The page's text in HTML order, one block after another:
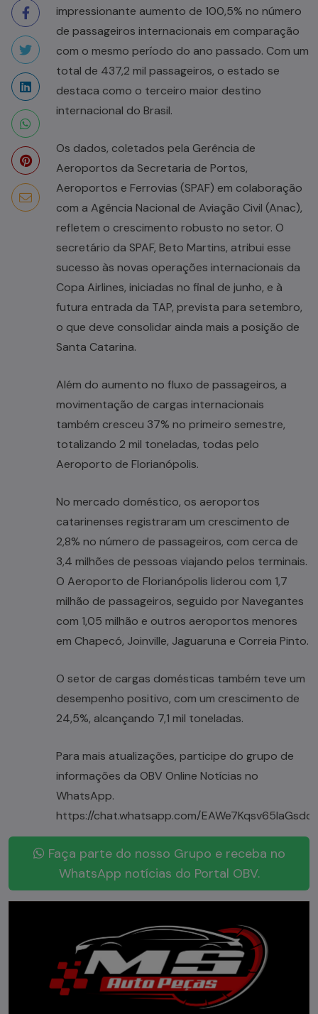
impressionante aumento de 100,5% no número
de passageiros internacionais em comparação
com o mesmo período do ano passado. Com um
total de 437,2 mil passageiros, o estado se
destaca como o terceiro maior destino
internacional do Brasil.
Os dados, coletados pela Gerência de
Aeroportos da Secretaria de Portos,
Aeroportos e Ferrovias (SPAF) em colaboração
com a Agência Nacional de Aviação Civil (Anac),
refletem o crescimento robusto no setor. O
secretário da SPAF, Beto Martins, atribui esse
sucesso às novas operações internacionais da
Copa Airlines, iniciadas no final de junho, e à
futura entrada da TAP, prevista para setembro,
o que deve consolidar ainda mais a posição de
Santa Catarina.
Além do aumento no fluxo de passageiros, a
movimentação de cargas internacionais
também cresceu 37% no primeiro semestre,
totalizando 2 mil toneladas, todas pelo
Aeroporto de Florianópolis.
No mercado doméstico, os aeroportos
catarinenses registraram um crescimento de
2,8% no número de passageiros, com cerca de
3,4 milhões de pessoas viajando pelos terminais.
O Aeroporto de Florianópolis liderou com 1,7
milhão de passageiros, seguido por Navegantes
com 1,05 milhão e outros aeroportos menores
em Chapecó, Joinville, Jaguaruna e Correia Pinto.
O setor de cargas domésticas também teve um
desempenho positivo, com um crescimento de
24,5%, alcançando 7,1 mil toneladas.
Para mais atualizações, participe do grupo de
informações da OBV Online Notícias no
WhatsApp.
https://chat.whatsapp.com/
Faça parte do nosso Grupo e receba no
WhatsApp notícias do Portal OBV.